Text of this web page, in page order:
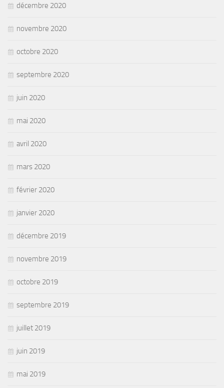
décembre 2020
novembre 2020
octobre 2020
septembre 2020
juin 2020
mai 2020
avril 2020
mars 2020
février 2020
janvier 2020
décembre 2019
novembre 2019
octobre 2019
septembre 2019
juillet 2019
juin 2019
mai 2019